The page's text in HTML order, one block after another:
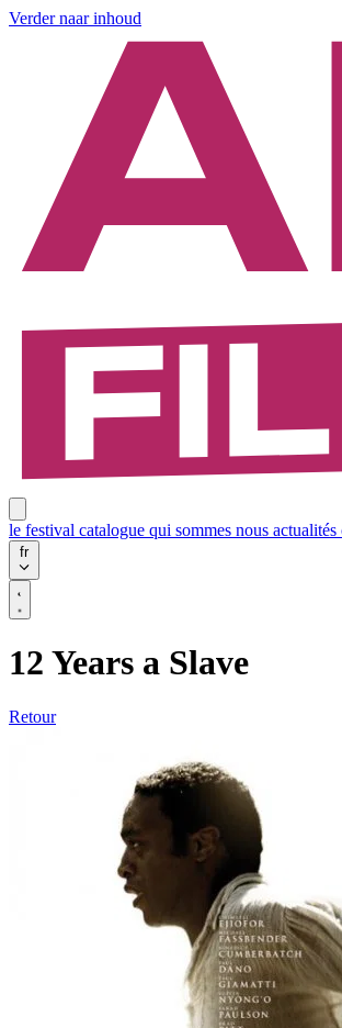
Verder naar inhoud
le festival catalogue qui sommes nous actualités
fr
12 Years a Slave
Retour